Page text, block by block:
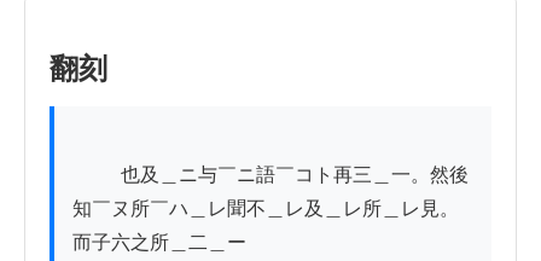
翻刻
知￣ヌ所￣ハ＿レ聞不＿レ及＿レ所＿レ見。
而子六之所＿二＿ー